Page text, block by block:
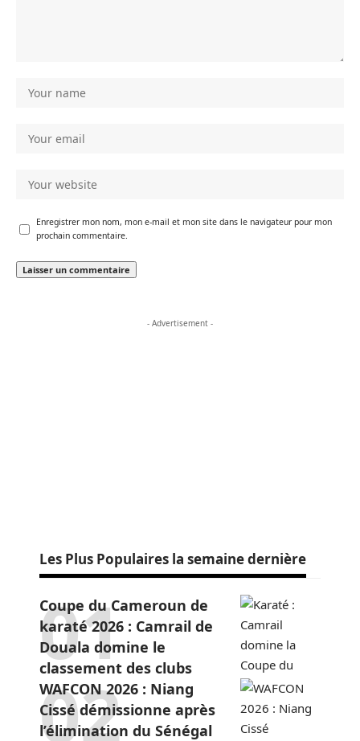
Enregistrer mon nom, mon e-mail et mon site dans le navigateur pour mon
prochain commentaire.
- Advertisement -
Les Plus Populaires la semaine dernière
Coupe du Cameroun de
karaté 2026 : Camrail de
Douala domine le
classement des clubs
WAFCON 2026 : Niang
Cissé démissionne après
l’élimination du Sénégal